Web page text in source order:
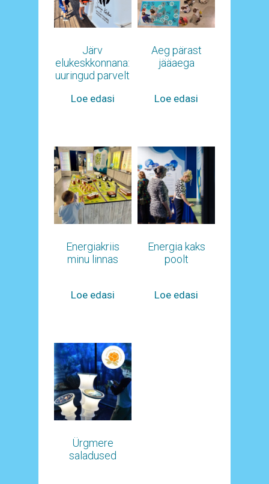
Järv
elukeskkonnana:
uuringud parvelt
Loe edasi
Aeg pärast
jääaega
Loe edasi
Energiakriis
minu linnas
Loe edasi
Energia kaks
poolt
Loe edasi
Ürgmere
saladused